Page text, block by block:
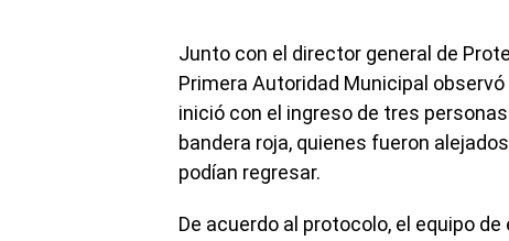
Junto con el director general de
Primera Autoridad Municipal
inició con el ingreso de tres
bandera roja, quienes fueron
podían regresar.
De acuerdo al protocolo, el equipo